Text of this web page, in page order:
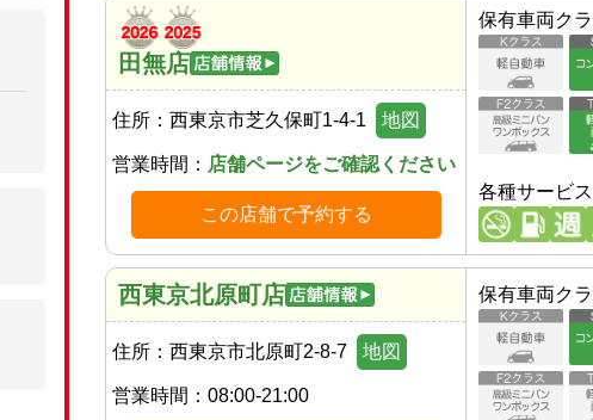
田無店
住所： 西東京市芝久保町1-4-1 地図
営業時間： 店舗ページをご確認ください
この店舗で予約する
保有車両ク
各種サービス
西東京北原町店
住所： 西東京市北原町2-8-7 地図
営業時間： 08:00-21:00
保有車両ク